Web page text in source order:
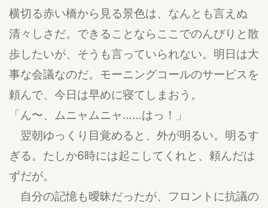
横切る赤い橋から見る景色は、なんとも言えぬ
清々しさだ。できることならここでのんびりと散
歩したいが、そうも言っていられない。明日は大
事な会議なのだ。モーニングコールのサービスを
頼んで、今日は早めに寝てしまおう。
「ん〜、ムニャムニャ……はっ！」
翌朝ゆっくり目覚めると、外が明るい。明るす
ぎる。たしか6時には起こしてくれと、頼んだは
ずだが。
自分の記憶も曖昧だったが、フロントに抗議の